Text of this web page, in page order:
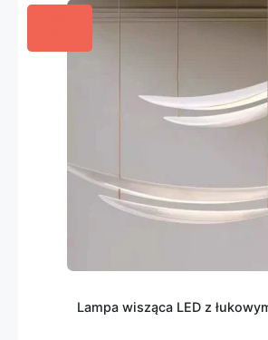
Lampa wisząca LED z